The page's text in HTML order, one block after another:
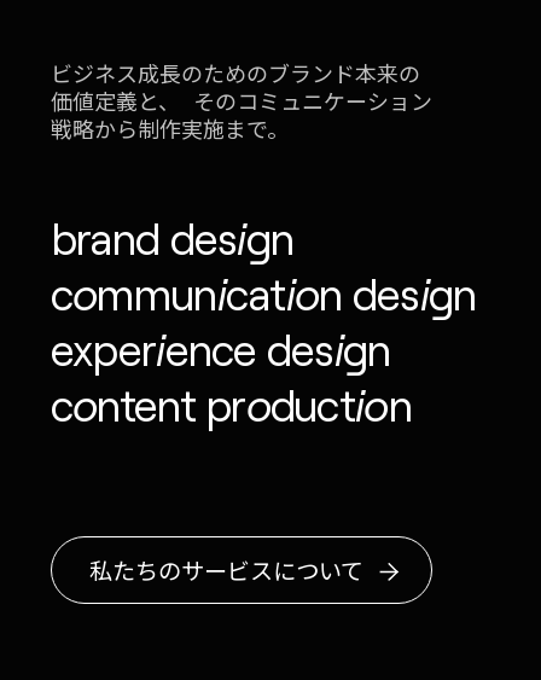
X FB LI
MONOPO PARIS
POWERED.BYTOKYO
ビジネス成長のためのブランド本来の
価値定義と、 そのコミュニケーション
戦略から制作実施まで。
brand design
communication design
experience design
content production
私たちのサービスについて